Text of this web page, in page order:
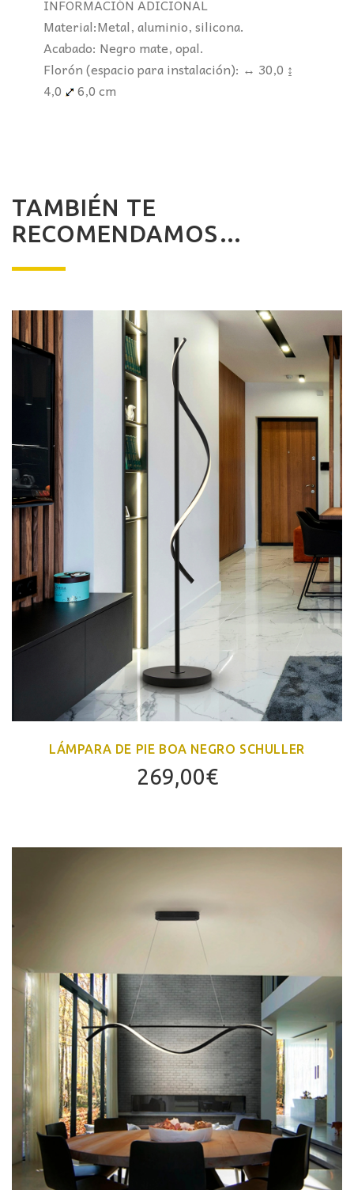
INFORMACIÓN ADICIONAL
Material:Metal, aluminio, silicona.
Acabado: Negro mate, opal.
Florón (espacio para instalación): ↔ 30,0 ↨
4,0
6,0 cm
TAMBIÉN TE
RECOMENDAMOS…
LÁMPARA DE PIE BOA NEGRO SCHULLER
269,00€